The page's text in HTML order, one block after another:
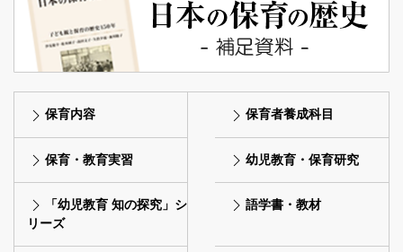
保育内容 保育者養成科目
保育・教育実習 幼児教育・保育研究
「幼児教育 知の探究」シ
リーズ
語学書・教材